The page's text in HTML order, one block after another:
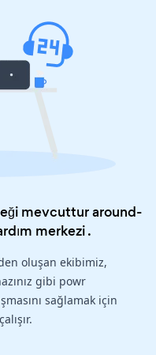
mevcuttur around-
merkezi.
oluşan ekibimiz,
gibi powr
sağlamak için